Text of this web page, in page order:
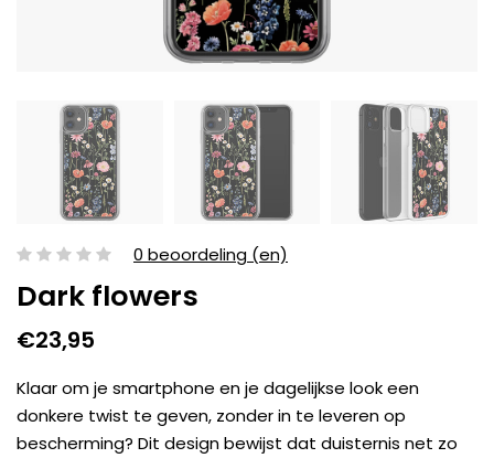
0 beoordeling (en)
Dark flowers
€23,95
Klaar om je smartphone en je dagelijkse look een
donkere twist te geven, zonder in te leveren op
bescherming? Dit design bewijst dat duisternis net zo